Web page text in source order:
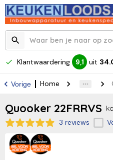
Klantwaardering 9,1 uit
Vorige Home
Quooker 22FRRVS
3 reviews